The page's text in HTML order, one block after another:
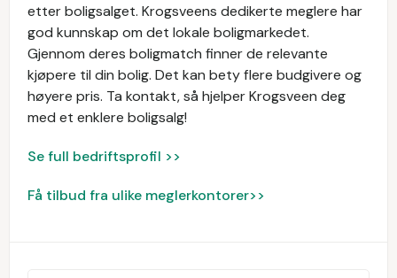
etter boligsalget. Krogsveens dedikerte meglere har
god kunnskap om det lokale boligmarkedet.
Gjennom deres boligmatch finner de relevante
kjøpere til din bolig. Det kan bety flere budgivere og
høyere pris. Ta kontakt, så hjelper Krogsveen deg
med et enklere boligsalg!
Se full bedriftsprofil >>
Få tilbud fra ulike meglerkontorer>>